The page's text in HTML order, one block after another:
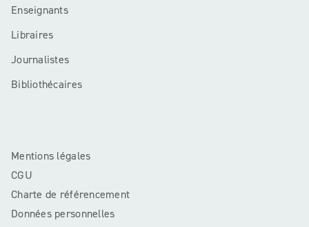
Enseignants
Libraires
Journalistes
Bibliothécaires
Mentions légales
CGU
Charte de référencement
Données personnelles